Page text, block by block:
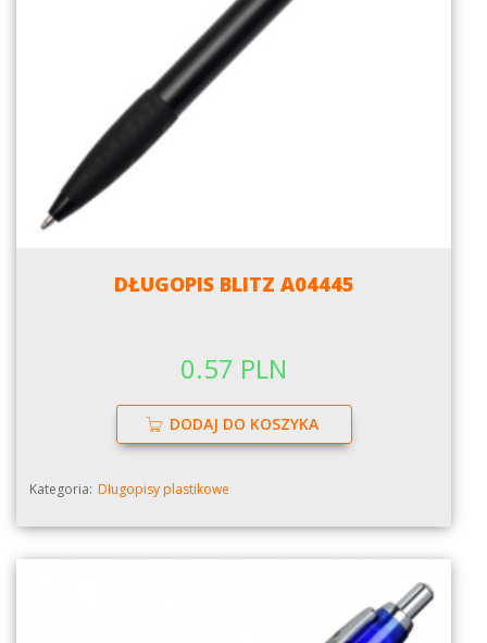
DŁUGOPIS BLITZ A04445
0.57 PLN
DODAJ DO KOSZYKA
Kategoria: Długopisy plastikowe